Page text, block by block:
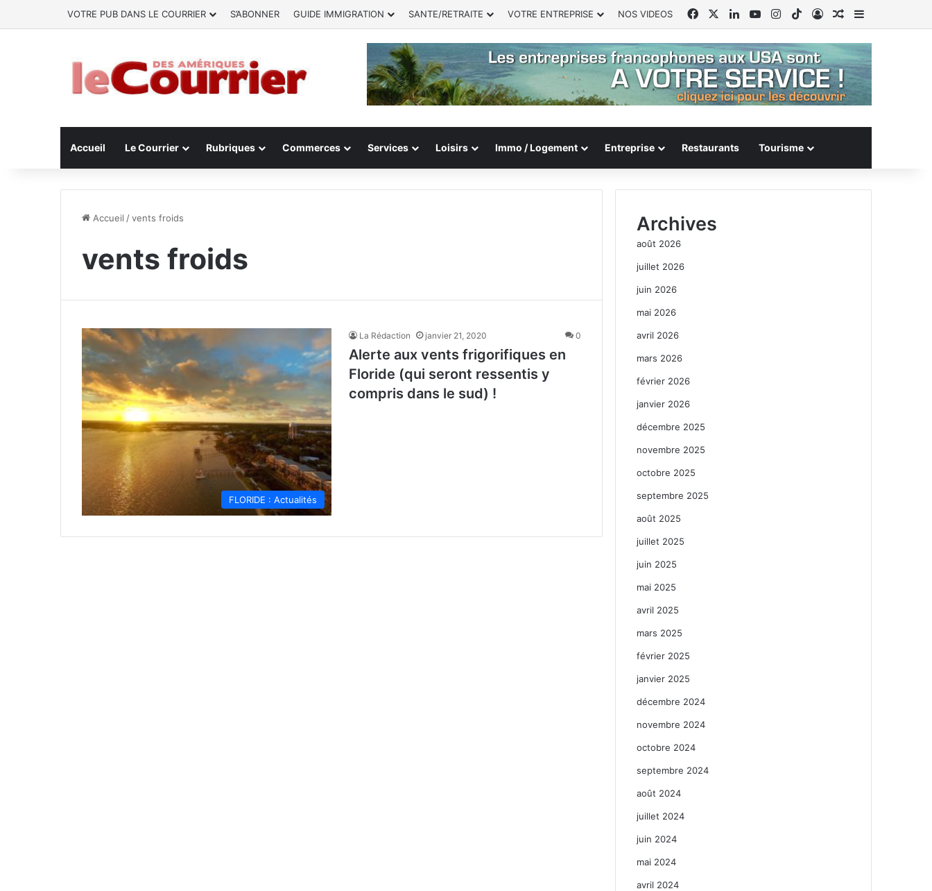
VOTRE PUB DANS LE COURRIER S’ABONNER GUIDE IMMIGRATION SANTE/RETRAITE VOTRE ENTREPRISE NOS VIDEOS FacebookLinkedinYouTubeInstagram
TikTokConnexion
Article Aléatoire
Sidebar
Accueil Le Courrier Rubriques Commerces Services Loisirs Immo / Logement Entreprise Restaurants Tourisme
Accueil /vents froids
vents froids
FLORIDE : Actualités
La Rédaction janvier 21, 2020 0
Alerte aux vents frigorifiques en
Floride (qui seront ressentis y
compris dans le sud) !
Archives
août 2026
juillet 2026
juin 2026
mai 2026
avril 2026
mars 2026
février 2026
janvier 2026
décembre 2025
novembre 2025
octobre 2025
septembre 2025
août 2025
juillet 2025
juin 2025
mai 2025
avril 2025
mars 2025
février 2025
janvier 2025
décembre 2024
novembre 2024
octobre 2024
septembre 2024
août 2024
juillet 2024
juin 2024
mai 2024
avril 2024